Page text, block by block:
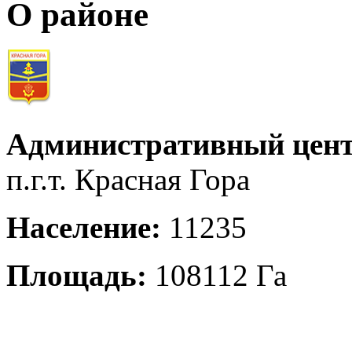
О районе
Административный
п.г.т. Красная Гора
Население: 11235
Площадь: 108112 Га